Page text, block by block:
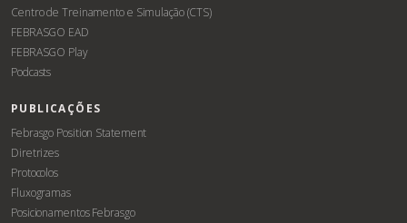
Centro de Treinamento e Simulação (CTS)
FEBRASGO EAD
FEBRASGO Play
Podcasts
PUBLICAÇÕES
Febrasgo Position Statement
Diretrizes
Protocolos
Fluxogramas
Posicionamentos Febrasgo